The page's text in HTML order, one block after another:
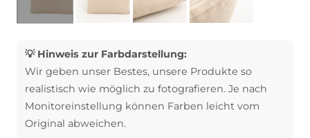
💡 Hinweis zur Farbdarstellung:
Wir geben unser Bestes, unsere Produkte so
realistisch wie möglich zu fotografieren. Je nach
Monitoreinstellung können Farben leicht vom
Original abweichen.